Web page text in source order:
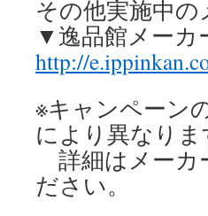
その他実施中
▼逸品館メーカ
http://
※キャンペーン
により異なりま
詳細はメーカ
ださい。